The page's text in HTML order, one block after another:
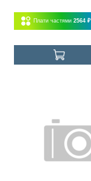
Плати частями 2564 ₽